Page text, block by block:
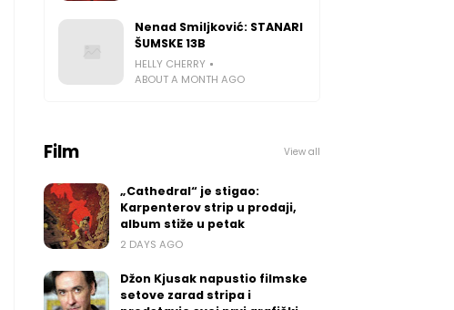
Nenad Smiljković: STANARI
ŠUMSKE 13B
HELLY CHERRY
ABOUT A MONTH AGO
Film View all
„Cathedral“ je stigao:
Karpenterov strip u prodaji,
album stiže u petak
2 DAYS AGO
Džon Kjusak napustio filmske
setove zarad stripa i